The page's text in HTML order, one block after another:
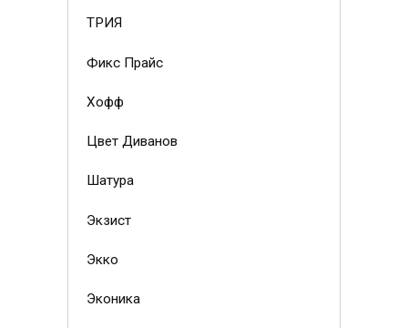
ТРИЯ
Фикс Прайс
Хофф
Цвет Диванов
Шатура
Экзист
Экко
Эконика